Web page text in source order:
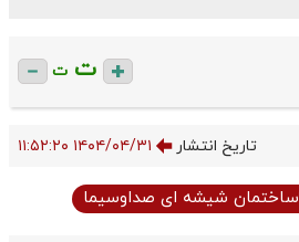
ت ت
تاریخ انتشار ۱۴۰۴/۰۴/۳۱ ۱۱:۵۲:۲۰
ساختمان شیشه ای صداوسیما